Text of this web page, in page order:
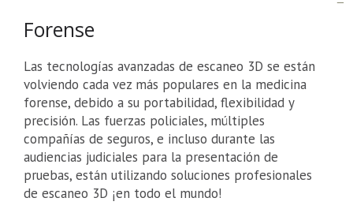
Forense
Las tecnologías avanzadas de escaneo 3D se están
volviendo cada vez más populares en la medicina
forense, debido a su portabilidad, flexibilidad y
precisión. Las fuerzas policiales, múltiples
compañías de seguros, e incluso durante las
audiencias judiciales para la presentación de
pruebas, están utilizando soluciones profesionales
de escaneo 3D ¡en todo el mundo!